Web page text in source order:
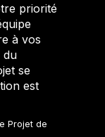
priorité
à vos
du
se
est
Projet de